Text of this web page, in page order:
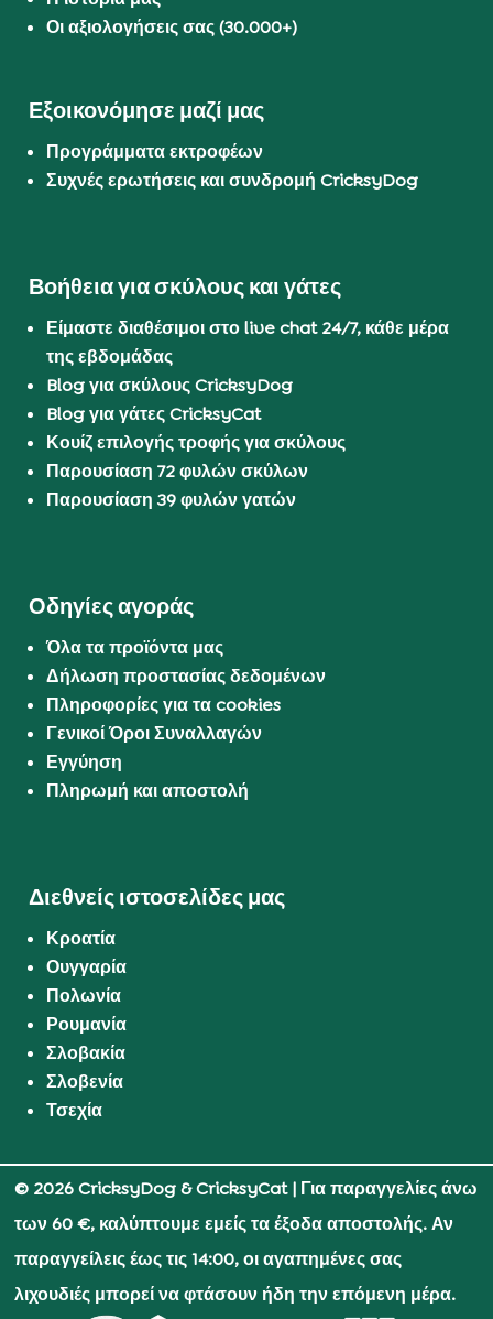
Οι αξιολογήσεις σας (30.000+)
Εξοικονόμησε μαζί μας
Προγράμματα εκτροφέων
Συχνές ερωτήσεις και συνδρομή CricksyDog
Βοήθεια για σκύλους και γάτες
Είμαστε διαθέσιμοι στο live chat 24/7, κάθε μέρα
της εβδομάδας
Blog για σκύλους CricksyDog
Blog για γάτες CricksyCat
Κουίζ επιλογής τροφής για σκύλους
Παρουσίαση 72 φυλών σκύλων
Παρουσίαση 39 φυλών γατών
Οδηγίες αγοράς
Όλα τα προϊόντα μας
Δήλωση προστασίας δεδομένων
Πληροφορίες για τα cookies
Γενικοί Όροι Συναλλαγών
Εγγύηση
Πληρωμή και αποστολή
Διεθνείς ιστοσελίδες μας
Κροατία
Ουγγαρία
Πολωνία
Ρουμανία
Σλοβακία
Σλοβενία
Τσεχία
© 2026 CricksyDog & CricksyCat| Για παραγγελίες άνω
των 60 €, καλύπτουμε εμείς τα έξοδα αποστολής. Αν
παραγγείλεις έως τις 14:00, οι αγαπημένες σας
λιχουδιές μπορεί να φτάσουν ήδη την επόμενη μέρα.